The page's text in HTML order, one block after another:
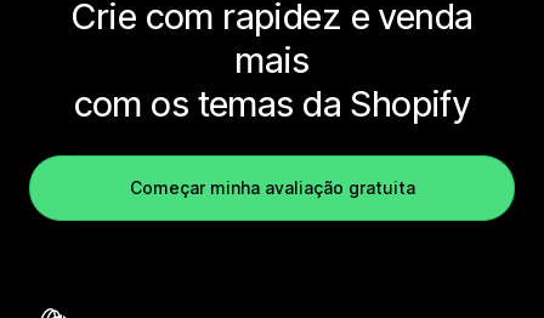
Crie com rapidez e venda
mais
com os temas da Shopify
Começar minha avaliação gratuita